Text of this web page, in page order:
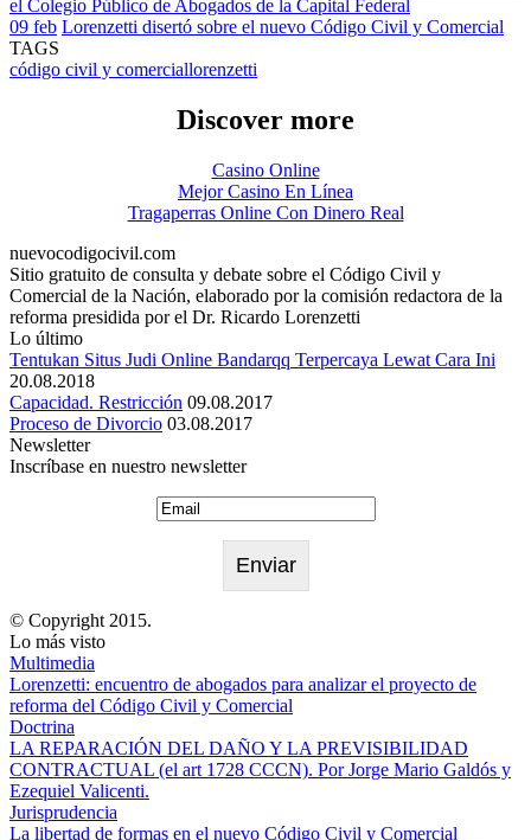
el Colegio Público de Abogados de la Capital Federal
09 feb Lorenzetti disertó sobre el nuevo Código Civil y Comercial
TAGS
código civil y comerciallorenzetti
Discover more
Casino Online
Mejor Casino En Línea
Tragaperras Online Con Dinero Real
nuevocodigocivil.com
Sitio gratuito de consulta y debate sobre el Código Civil y
Comercial de la Nación, elaborado por la comisión redactora de la
reforma presidida por el Dr. Ricardo Lorenzetti
Lo último
Tentukan Situs Judi Online Bandarqq Terpercaya Lewat Cara Ini
20.08.2018
Capacidad. Restricción 09.08.2017
Proceso de Divorcio 03.08.2017
Newsletter
Inscríbase en nuestro newsletter
© Copyright 2015.
Lo más visto
Multimedia
Lorenzetti: encuentro de abogados para analizar el proyecto de
reforma del Código Civil y Comercial
Doctrina
LA REPARACIÓN DEL DAÑO Y LA PREVISIBILIDAD
CONTRACTUAL (el art 1728 CCCN). Por Jorge Mario Galdós y
Ezequiel Valicenti.
Jurisprudencia
La libertad de formas en el nuevo Código Civil y Comercial